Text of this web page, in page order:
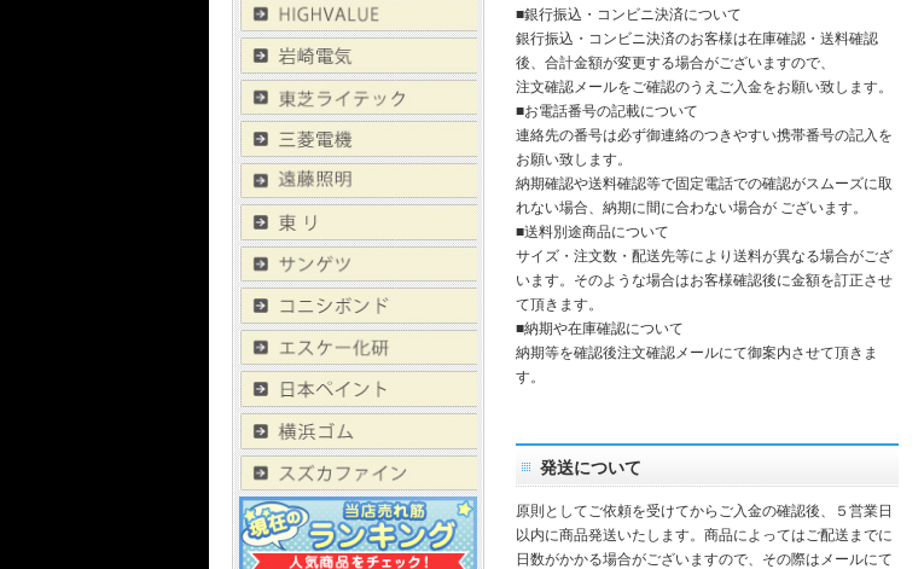
■銀行振込・コンビニ決済について
銀行振込・コンビニ決済のお客様は在庫確認・送料確認
後、合計金額が変更する場合がございますので、
注文確認メールをご確認のうえご入金をお願い致します。
■お電話番号の記載について
連絡先の番号は必ず御連絡のつきやすい携帯番号の記入を
お願い致します。
納期確認や送料確認等で固定電話での確認がスムーズに取
れない場合、納期に間に合わない場合が ございます。
■送料別途商品について
サイズ・注文数・配送先等により送料が異なる場合がござ
います。そのような場合はお客様確認後に金額を訂正させ
て頂きます。
■納期や在庫確認について
納期等を確認後注文確認メールにて御案内させて頂きま
す。
発送について
原則としてご依頼を受けてから ご入金の確認後、
５営業日
以内に商品発送いたします。 商品によってはご配送までに
日数がかかる場合がございますので、 その際はメールにて